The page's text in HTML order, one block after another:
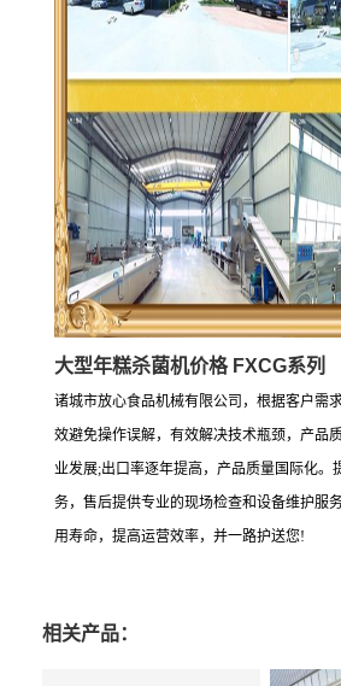
大型年糕杀菌机价格 FXCG系列
诸城市放心食品机械有限公司，根据客户需
效避免操作误解，有效解决技术瓶颈，产品
业发展;出口率逐年提高，产品质量国际化。
务，售后提供专业的现场检查和设备维护服
用寿命，提高运营效率，并一路护送您!
相关产品：